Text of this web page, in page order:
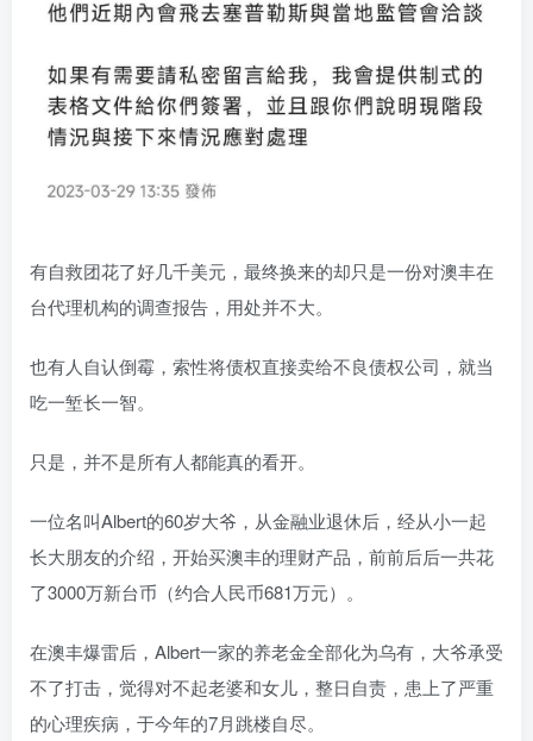
有自救团花了好几千美元，最终换来的却只是一份对澳丰在
台代理机构的调查报告，用处并不大。
也有人自认倒霉，索性将债权直接卖给不良债权公司，就当
吃一堑长一智。
只是，并不是所有人都能真的看开。
一位名叫Albert的60岁大爷，从金融业退休后，经从小一起
长大朋友的介绍，开始买澳丰的理财产品，前前后后一共花
了3000万新台币 （约合人民币681万元） 。
在澳丰爆雷后，Albert一家的养老金全部化为乌有，大爷承受
不了打击，觉得对不起老婆和女儿，整日自责，患上了严重
的心理疾病，于今年的7月跳楼自尽。